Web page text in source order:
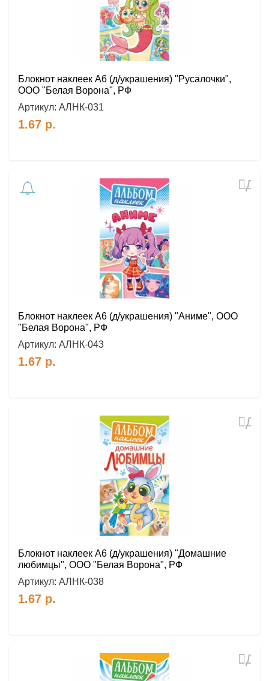
Блокнот наклеек А6 (д/украшения) "Русалочки",
ООО "Белая Ворона", РФ
Артикул: АЛНК-031
1.67 р.
Блокнот наклеек А6 (д/украшения) "Аниме", ООО
"Белая Ворона", РФ
Артикул: АЛНК-043
1.67 р.
Блокнот наклеек А6 (д/украшения) "Домашние
любимцы", ООО "Белая Ворона", РФ
Артикул: АЛНК-038
1.67 р.